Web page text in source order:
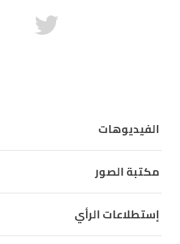
الفيديوهات
مكتبة الصور
إستطلاعات الرأي